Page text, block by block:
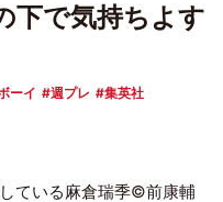
下で気持ちよす
ーイ 週プレ
集英社
ている麻倉瑞季©前康輔